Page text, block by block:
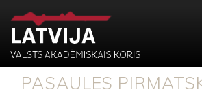
PASAULES